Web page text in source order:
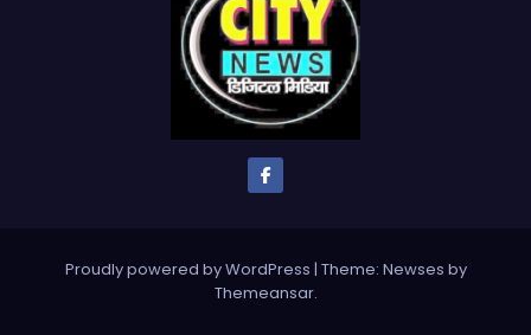
Proudly powered by WordPress | Theme: Newses by
Themeansar.